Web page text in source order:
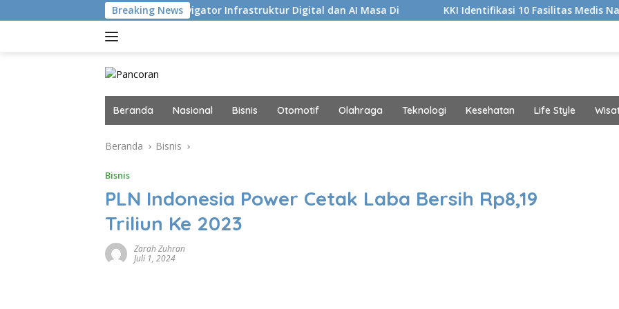
ke
Breaking News
Navigator Infrastruktur Digital dan AI Masa Di KKI Identifikasi 10 Fasilitas Medis Nakes yang
Beranda Nasional Bisnis Otomotif Olahraga Teknologi Kesehatan Life Style
Beranda Bisnis
Bisnis
PLN Indonesia Power Cetak Laba Bersih Rp8,19
Triliun Ke 2023
Zarah Zuhran
Juli 1, 2024